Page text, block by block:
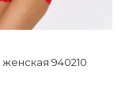
940210